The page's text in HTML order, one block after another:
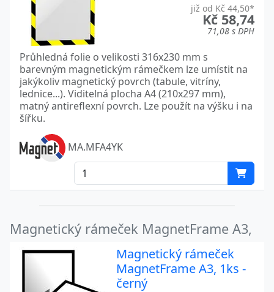
již od Kč 44,50*
Kč 58,74
71,08 s DPH
Průhledná folie o velikosti 316x230 mm s
barevným magnetickým rámečkem lze umístit na
jakýkoliv magnetický povrch (tabule, vitríny,
lednice...). Viditelná plocha A4 (210x297 mm),
matný antireflexní povrch. Lze použít na výšku i na
šířku.
MA.MFA4YK
Magnetický rámeček MagnetFrame A3,
Magnetický rámeček
MagnetFrame A3, 1ks -
černý